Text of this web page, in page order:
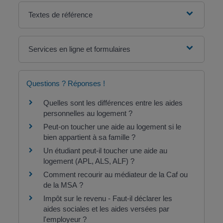
Textes de référence
Services en ligne et formulaires
Questions ? Réponses !
Quelles sont les différences entre les aides
personnelles au logement ?
Peut-on toucher une aide au logement si le
bien appartient à sa famille ?
Un étudiant peut-il toucher une aide au
logement (APL, ALS, ALF) ?
Comment recourir au médiateur de la Caf ou
de la MSA ?
Impôt sur le revenu - Faut-il déclarer les
aides sociales et les aides versées par
l'employeur ?